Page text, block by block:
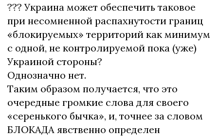
??? Украина может обеспечить таковое
при несомненной распахнутости границ
«блокируемых» территорий как минимум
с одной, не контролируемой пока (уже)
Украиной стороны?
Однозначно нет.
Таким образом получается, что это
очередные громкие слова для своего
«серенького бычка», и, точнее за словом
БЛОКАДА явственно определен